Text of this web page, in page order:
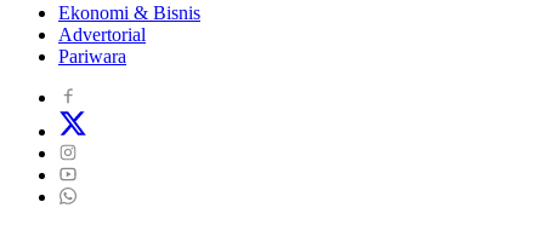
Ekonomi & Bisnis
Advertorial
Pariwara